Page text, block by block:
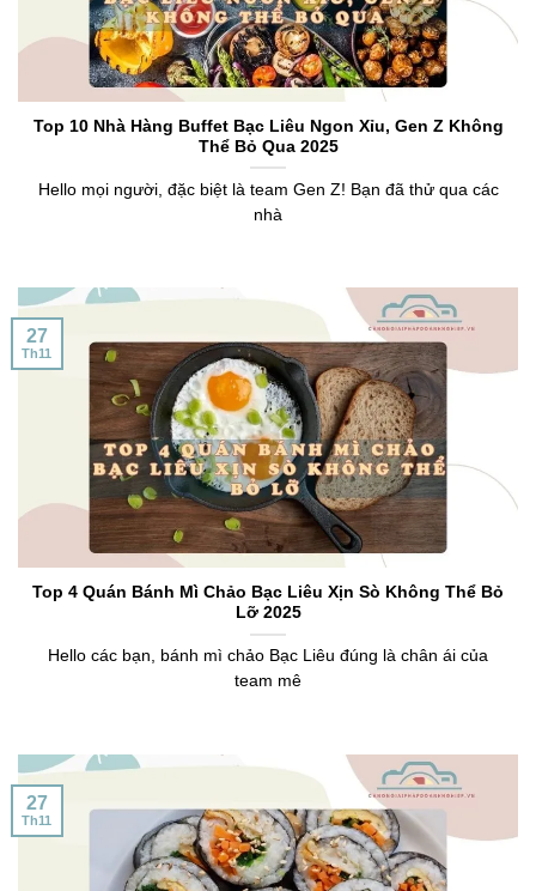
Top 10 Nhà Hàng Buffet Bạc Liêu Ngon Xỉu, Gen Z Không
Thể Bỏ Qua 2025
Hello mọi người, đặc biệt là team Gen Z! Bạn đã thử qua các
nhà
Top 4 Quán Bánh Mì Chảo Bạc Liêu Xịn Sò Không Thể Bỏ
Lỡ 2025
Hello các bạn, bánh mì chảo Bạc Liêu đúng là chân ái của
team mê
27
Th11
27
Th11